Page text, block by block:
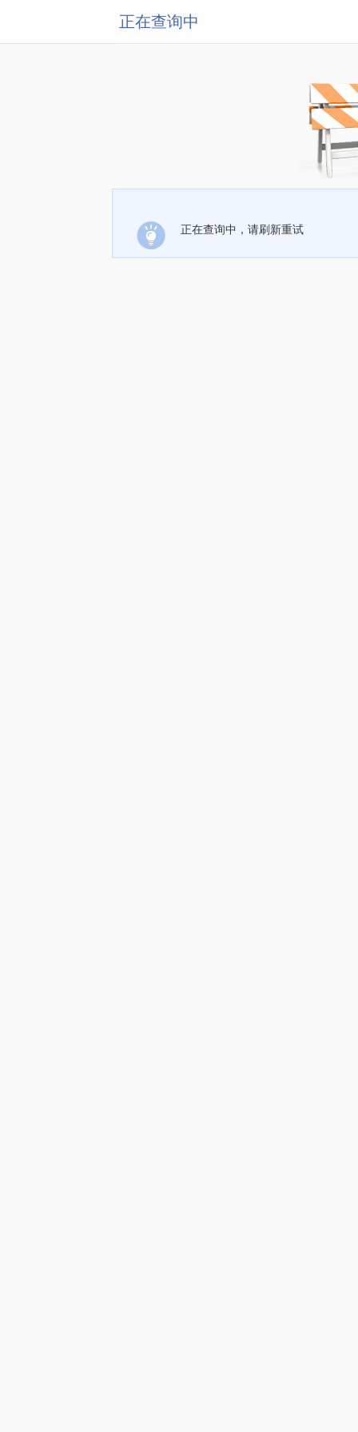
正在查询中
正在查询中，请刷新重试